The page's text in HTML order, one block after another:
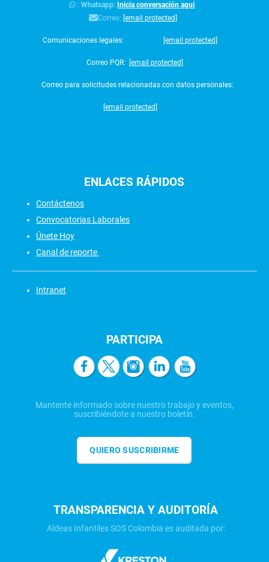
:Whatsapp: Inicia conversación aquí
Correo: [email protected]
Comunicaciones legales: [email protected]
Correo PQR: [email protected]
Correo para solicitudes relacionadas con datos personales:
[email protected]
ENLACES RÁPIDOS
Contáctenos
Convocatorias Laborales
Únete Hoy
Canal de reporte
Intranet
PARTICIPA
Mantente informado sobre nuestro trabajo y eventos,
suscribiéndote a nuestro boletín.
QUIERO SUSCRIBIRME
TRANSPARENCIA Y AUDITORÍA
Aldeas Infantiles SOS Colombia es auditada por: